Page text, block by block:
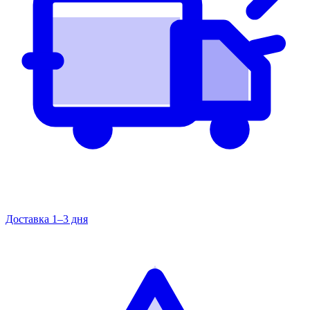
Доставка 1–3 дня